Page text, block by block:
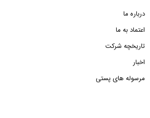
درباره ما
اعتماد به ما
تاریخچه شرکت
اخبار
مرسوله های پستی